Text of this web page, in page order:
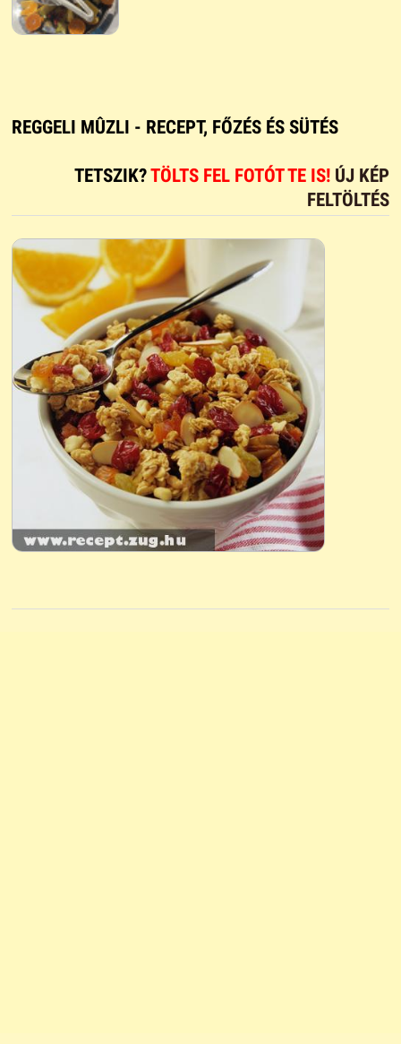
REGGELI MÛZLI - RECEPT, FŐZÉS ÉS SÜTÉS
TETSZIK?TÖLTS FEL FOTÓT TE IS! ÚJ KÉP
FELTÖLTÉS